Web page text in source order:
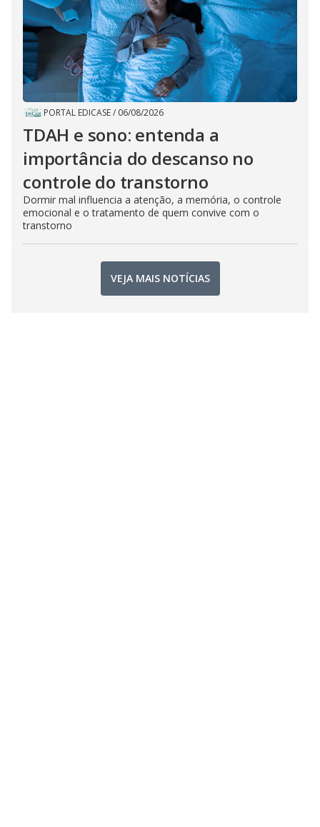
PORTAL EDICASE/ 06/08/2026
TDAH e sono: entenda a
importância do descanso no
controle do transtorno
Dormir mal influencia a atenção, a memória, o controle
emocional e o tratamento de quem convive com o
transtorno
VEJA MAIS NOTÍCIAS